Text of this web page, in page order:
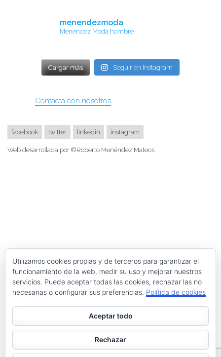
menendezmoda
Menéndez Moda hombre
Cargar más Seguir en Instagram
Contacta con nosotros
facebook twitter linkedin instagram
Web desarrollada por ©Roberto Menéndez Mateos
Utilizamos cookies propias y de terceros para garantizar el
funcionamiento de la web, medir su uso y mejorar nuestros
servicios. Puede aceptar todas las cookies, rechazar las no
necesarias o configurar sus preferencias. Política de cookies
Aceptar todo
Rechazar